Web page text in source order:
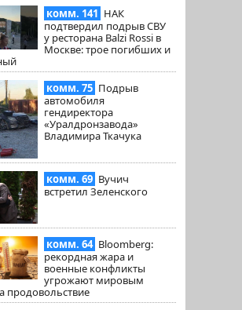
комм. 141 НАК
подтвердил подрыв СВУ
у ресторана Balzi Rossi в
Москве: трое погибших и
комм. 75 Подрыв
автомобиля
гендиректора
«Уралдронзавода»
Владимира Ткачука
комм. 69 Вучич
встретил Зеленского
комм. 64 Bloomberg:
рекордная жара и
военные конфликты
угрожают мировым
продовольствие